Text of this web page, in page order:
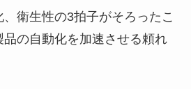
衛生性の3拍子がそろったこ
の自動化を加速させる頼れ